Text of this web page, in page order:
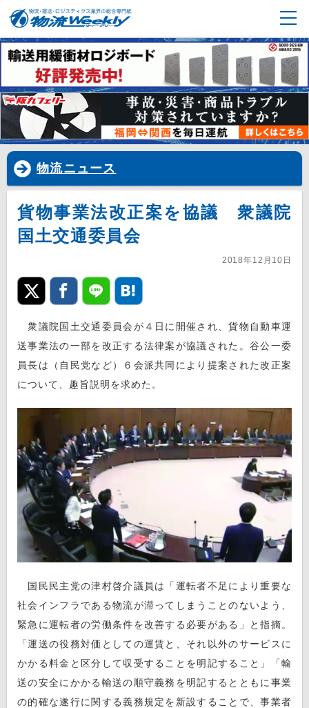
物流ニュース
貨物事業法改正案を協議 衆議院
国土交通委員会
2018年12月10日
衆議院国土交通委員会が４日に開催され、貨物自動車運
送事業法の一部を改正する法律案が協議された。谷公一委
員長は（自民党など）６会派共同により提案された改正案
について、趣旨説明を求めた。
国民民主党の津村啓介議員は「運転者不足により重要な
社会インフラである物流が滞ってしまうことのないよう、
緊急に運転者の労働条件を改善する必要がある」と指摘。
「運送の役務対価としての運賃と、それ以外のサービスに
かかる料金と区分して収受することを明記すること」「輸
送の安全にかかる輸送の順守義務を明記するとともに事業
の的確な遂行に関する義務規定を新設することで、事業者